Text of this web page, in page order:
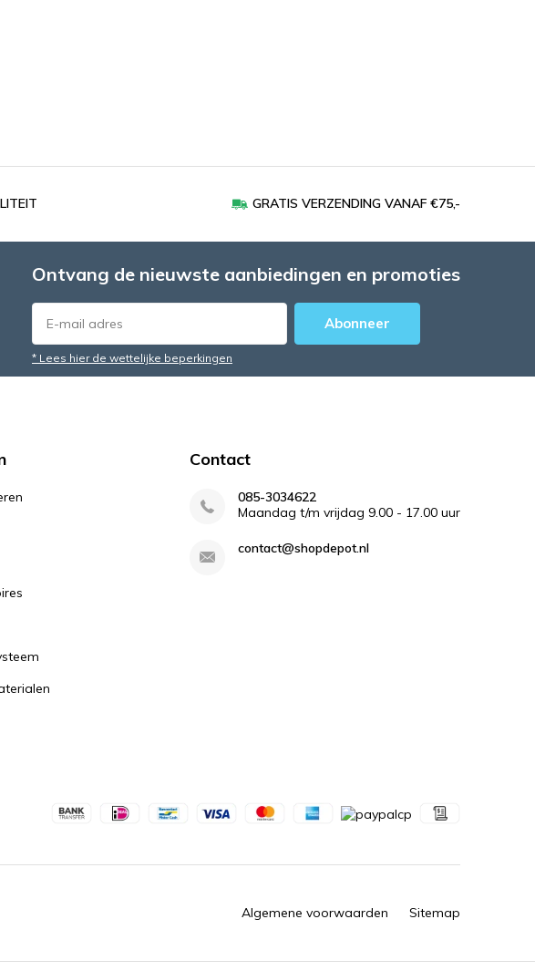
GRATIS VERZENDING VANAF €75,-
Ontvang de nieuwste aanbiedingen en promoties
Abonneer
* Lees hier de wettelijke beperkingen
Contact
085-3034622
Maandag t/m vrijdag 9.00 - 17.00 uur
contact@shopdepot.nl
Algemene voorwaarden Sitemap